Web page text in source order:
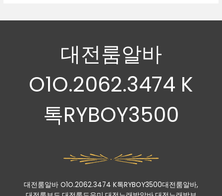
대전룸알바
O1O.2062.3474 K
톡RYBOY3500
대전룸알바 O1O.2062.3474 K톡RYBOY3500대전룸알바,